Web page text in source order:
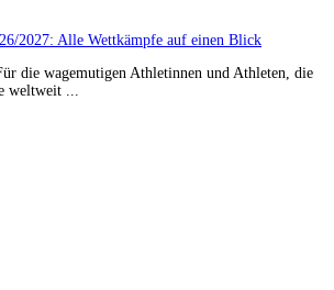
2027: Alle Wettkämpfe auf einen Blick
die wagemutigen Athletinnen und Athleten, die
weltweit ...